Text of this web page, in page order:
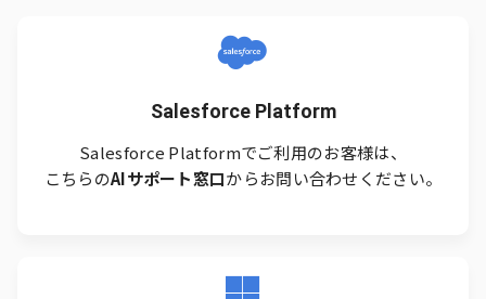
Salesforce Platform
Salesforce Platformでご利用のお客様は、
こちらのAIサポート窓口からお問い合わせください。